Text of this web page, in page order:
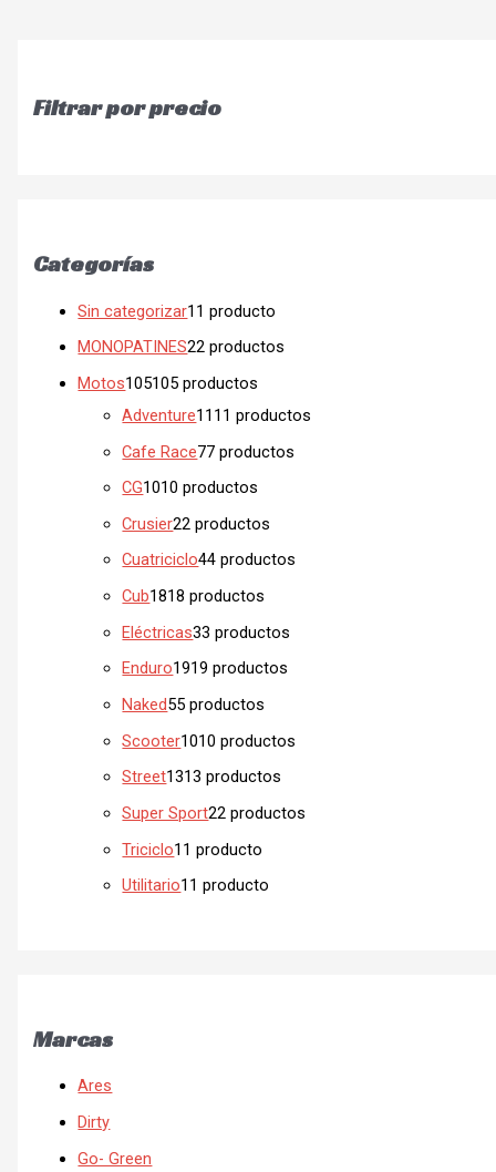
Filtrar por precio
Categorías
Sin categorizar1 1 producto
MONOPATINES22 productos
Motos105105 productos
Adventure11 11 productos
Cafe Race77 productos
CG1010 productos
Crusier22 productos
Cuatriciclo44 productos
Cub1818 productos
Eléctricas33 productos
Enduro1919 productos
Naked55 productos
Scooter1010 productos
Street1313 productos
Super Sport22 productos
Triciclo1 1 producto
Utilitario1 1 producto
Marcas
Ares
Dirty
Go- Green